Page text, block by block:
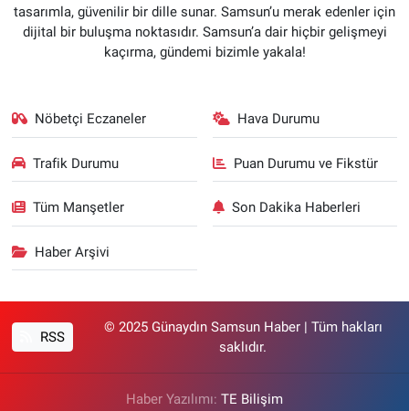
tasarımla, güvenilir bir dille sunar. Samsun’u merak edenler için
dijital bir buluşma noktasıdır. Samsun’a dair hiçbir gelişmeyi
kaçırma, gündemi bizimle yakala!
Nöbetçi Eczaneler Hava Durumu
Trafik Durumu Puan Durumu ve Fikstür
Tüm Manşetler Son Dakika Haberleri
Haber Arşivi
RSS
© 2025 Günaydın Samsun Haber | Tüm hakları
saklıdır.
Haber Yazılımı: TE Bilişim